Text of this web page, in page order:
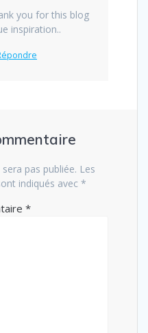
you for this blog
inspiration..
pas publiée. Les
indiqués avec *
*